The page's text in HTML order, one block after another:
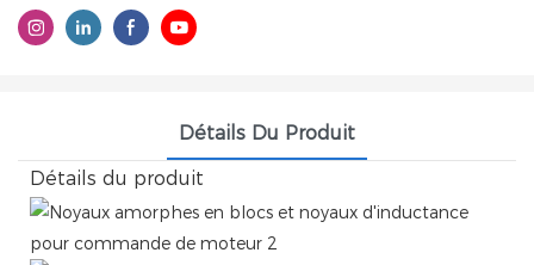
Détails Du Produit
Détails du produit